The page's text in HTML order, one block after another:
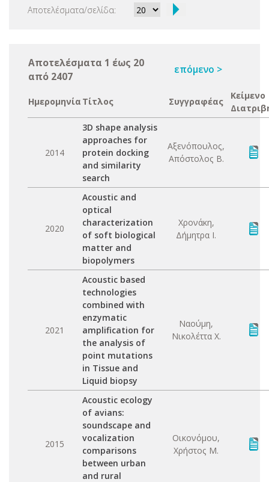
Αποτελέσματα/σελίδα:
Αποτελέσματα 1 έως 20
από 2407
επόμενο >
Ημερομηνία Τίτλος Συγγραφέας
Κείμενο
2014
3D shape analysis
approaches for
protein docking
and similarity
search
Αξενόπουλος,
Απόστολος Β.
2020
Acoustic and
optical
characterization
of soft biological
matter and
biopolymers
Χρονάκη,
Δήμητρα Ι.
2021
Acoustic based
technologies
combined with
enzymatic
amplification for
the analysis of
point mutations
in Tissue and
Liquid biopsy
Ναούμη,
Νικολέττα Χ.
2015
Acoustic ecology
of avians:
soundscape and
vocalization
comparisons
between urban
and rural
Οικονόμου,
Χρήστος Μ.